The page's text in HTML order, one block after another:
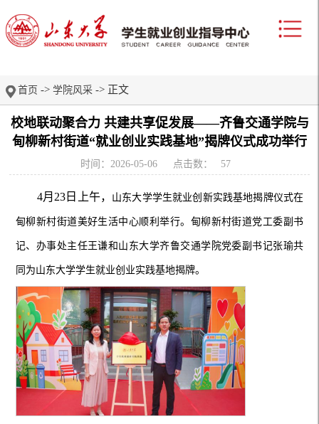
首页 -> 学院风采 -> 正文
校地联动聚合力 共建共享促发展——齐鲁交通学院与
甸柳新村街道“就业创业实践基地”揭牌仪式成功举行
时间：2026-05-06 点击数： 57
4月23日上午， 山东大学学生就业创新实践基地揭牌仪式在
甸柳新村街道美好生活中心顺利举行。甸柳新村街道党工委副书
记、办事处主任王谦和 山东大学齐鲁交通学院党委副书记张瑜共
同为山东大学学生就业创业实践基地揭牌。